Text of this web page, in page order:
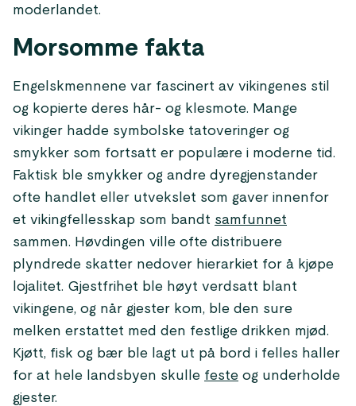
moderlandet.
Morsomme fakta
Engelskmennene var fascinert av vikingenes stil
og kopierte deres hår- og klesmote. Mange
vikinger hadde symbolske tatoveringer og
smykker som fortsatt er populære i moderne tid.
Faktisk ble smykker og andre dyregjenstander
ofte handlet eller utvekslet som gaver innenfor
et vikingfellesskap som bandt samfunnet
sammen. Høvdingen ville ofte distribuere
plyndrede skatter nedover hierarkiet for å kjøpe
lojalitet. Gjestfrihet ble høyt verdsatt blant
vikingene, og når gjester kom, ble den sure
melken erstattet med den festlige drikken mjød.
Kjøtt, fisk og bær ble lagt ut på bord i felles haller
for at hele landsbyen skulle feste og underholde
gjester.